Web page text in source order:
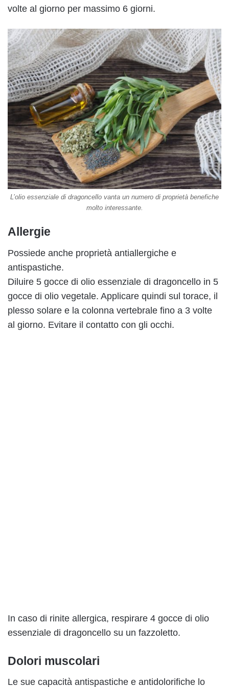
volte al giorno per massimo 6 giorni.
L’olio essenziale di dragoncello vanta un numero di proprietà benefiche
molto interessante.
Allergie
Possiede anche proprietà antiallergiche e
antispastiche.
Diluire 5 gocce di olio essenziale di dragoncello in 5
gocce di olio vegetale. Applicare quindi sul torace, il
plesso solare e la colonna vertebrale fino a 3 volte
al giorno. Evitare il contatto con gli occhi.
In caso di rinite allergica, respirare 4 gocce di olio
essenziale di dragoncello su un fazzoletto.
Dolori muscolari
Le sue capacità antispastiche e antidolorifiche lo